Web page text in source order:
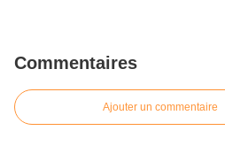
Commentaires
Ajouter un commentaire